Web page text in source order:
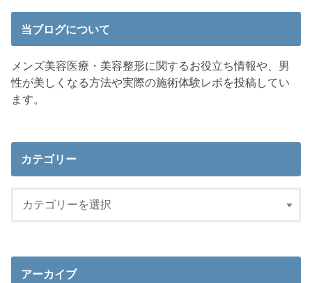
当ブログについて
メンズ美容医療・美容整形に関するお役立ち情報や、男
性が美しくなる方法や実際の施術体験レポを投稿してい
ます。
カテゴリー
アーカイブ